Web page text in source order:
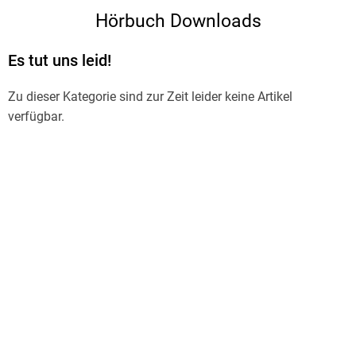
Hörbuch Downloads
Es tut uns leid!
Zu dieser Kategorie sind zur Zeit leider keine Artikel
verfügbar.